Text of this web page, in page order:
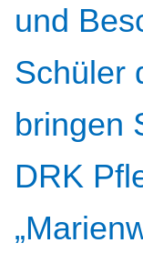
und
Schüler
bringen
DRK